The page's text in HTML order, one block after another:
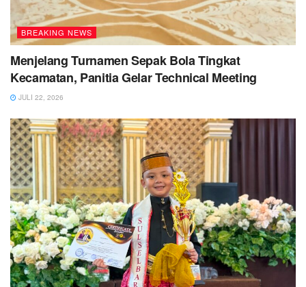
BREAKING NEWS
Menjelang Turnamen Sepak Bola Tingkat
Kecamatan, Panitia Gelar Technical Meeting
JULI 22, 2026